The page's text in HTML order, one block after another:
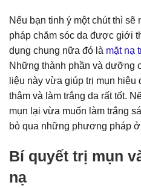
Nếu bạn tinh ý một chút thì
pháp chăm sóc da được giới
dụng chung nữa đó là mặt nạ
Những thành phần và dưỡng
liệu này vừa giúp trị mụn
thâm và làm trắng da rất tốt.
mụn lại vừa muốn làm trắng
bỏ qua những phương pháp ở
Bí quyết trị mụn
nạ